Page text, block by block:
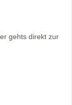
gehts direkt zur